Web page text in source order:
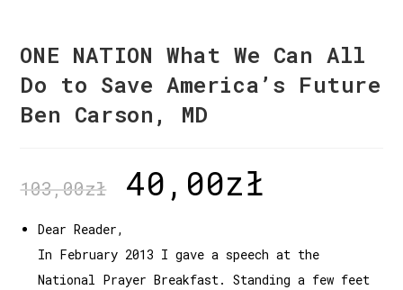
ONE NATION What We Can All
Do to Save America’s Future
Ben Carson, MD
103,00zł 40,00zł
Dear Reader,
In February 2013 I gave a speech at the
National Prayer Breakfast. Standing a few feet